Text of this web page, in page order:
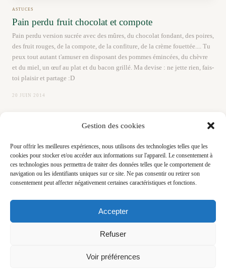
Gestion des cookies
Pour offrir les meilleures expériences, nous utilisons des technologies telles que les
cookies pour stocker et/ou accéder aux informations sur l'appareil. Le consentement à
ces technologies nous permettra de traiter des données telles que le comportement de
navigation ou les identifiants uniques sur ce site. Ne pas consentir ou retirer son
consentement peut affecter négativement certaines caractéristiques et fonctions.
Accepter
Refuser
Voir préférences
ASTUCES
Pain perdu fruit chocolat et compote
Pain perdu version sucrée avec des mûres, du chocolat fondant, des poires,
des fruit rouges, de la compote, de la confiture, de la crème fouettée.... Tu
peux tout autant t'amuser en disposant des pommes émincées, du chèvre
et du miel, un œuf au plat et du bacon grillé. Ma devise : ne jette rien, fais-
toi plaisir et partage :D
20 JUIN 2014
© 2026 Little Bouillon — Virginie Robichon
stratégie digitale et stylisme culinaire - Bretagne